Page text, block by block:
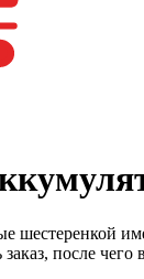
шестеренкой
после